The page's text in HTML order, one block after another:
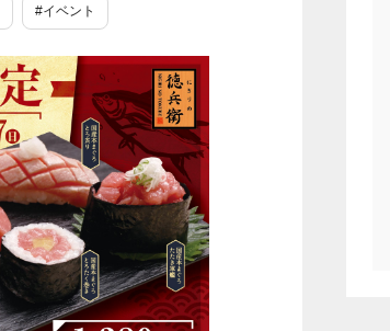
#イベント